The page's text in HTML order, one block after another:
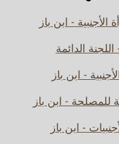
- ابن باز
الدائمة
- ابن باز
للمصلحة - ابن باز
- ابن باز